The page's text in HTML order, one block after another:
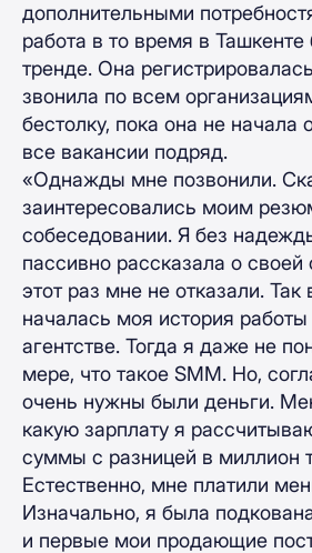
дополнительными
работа в то время в
тренде. Она
звонила по всем
бестолку, пока она не начала
все вакансии подряд.
«Однажды мне позвонили.
заинтересовались моим
собеседовании. Я без
пассивно рассказала о своей
этот раз мне не отказали. Так
началась моя история
агентстве. Тогда я даже не
мере, что такое SMM. Но,
очень нужны были деньги.
какую зарплату я
суммы с разницей в миллион
Естественно, мне платили
Изначально, я была
и первые мои продающие